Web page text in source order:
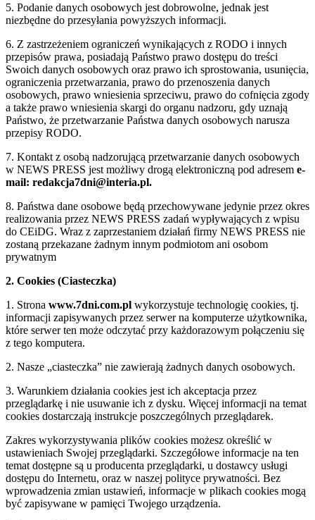
5. Podanie danych osobowych jest dobrowolne, jednak jest
niezbędne do przesyłania powyższych informacji.
6. Z zastrzeżeniem ograniczeń wynikających z RODO i innych
przepisów prawa, posiadają Państwo prawo dostępu do treści
Swoich danych osobowych oraz prawo ich sprostowania, usunięcia,
ograniczenia przetwarzania, prawo do przenoszenia danych
osobowych, prawo wniesienia sprzeciwu, prawo do cofnięcia zgody
a także prawo wniesienia skargi do organu nadzoru, gdy uznają
Państwo, że przetwarzanie Państwa danych osobowych narusza
przepisy RODO.
7. Kontakt z osobą nadzorującą przetwarzanie danych osobowych
w NEWS PRESS jest możliwy drogą elektroniczną pod adresem e-
mail: redakcja7dni@interia.pl.
8. Państwa dane osobowe będą przechowywane jedynie przez okres
realizowania przez NEWS PRESS zadań wypływających z wpisu
do CEiDG. Wraz z zaprzestaniem działań firmy NEWS PRESS nie
zostaną przekazane żadnym innym podmiotom ani osobom
prywatnym
2. Cookies (Ciasteczka)
1. Strona www.7dni.com.pl wykorzystuje technologię cookies, tj.
informacji zapisywanych przez serwer na komputerze użytkownika,
które serwer ten może odczytać przy każdorazowym połączeniu się
z tego komputera.
2. Nasze „ciasteczka” nie zawierają żadnych danych osobowych.
3. Warunkiem działania cookies jest ich akceptacja przez
przeglądarkę i nie usuwanie ich z dysku. Więcej informacji na temat
cookies dostarczają instrukcje poszczególnych przeglądarek.
Zakres wykorzystywania plików cookies możesz określić w
ustawieniach Swojej przeglądarki. Szczegółowe informacje na ten
temat dostępne są u producenta przeglądarki, u dostawcy usługi
dostępu do Internetu, oraz w naszej polityce prywatności. Bez
wprowadzenia zmian ustawień, informacje w plikach cookies mogą
być zapisywane w pamięci Twojego urządzenia.